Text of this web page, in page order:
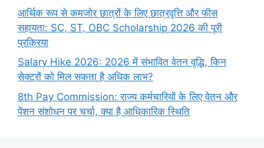
आर्थिक रूप से कमजोर छात्रों के लिए छात्रवृत्ति और फीस
सहायता: SC, ST, OBC Scholarship 2026 की पूरी
प्रक्रिया
Salary Hike 2026: 2026 में संभावित वेतन वृद्धि, किन
सेक्टरों को मिल सकता है अधिक लाभ?
8th Pay Commission: राज्य कर्मचारियों के लिए वेतन और
पेंशन संशोधन पर चर्चा, क्या है आधिकारिक स्थिति